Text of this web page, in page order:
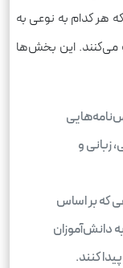
کدام به نوعی به
می‌کنند. این بخش‌ها
زبانی و
که بر اساس
دانش‌آموزان
کنند.